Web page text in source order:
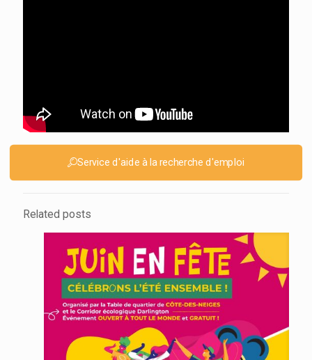
Service d'aide à la recherche d'emploi
Related posts